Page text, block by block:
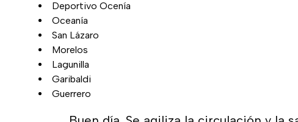
Deportivo Ocenía
Oceanía
San Lázaro
Morelos
Lagunilla
Garibaldi
Guerrero